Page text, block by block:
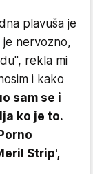
plavuša je
nervozno,
rekla mi
i kako
sam se i
ko je to.
Strip',